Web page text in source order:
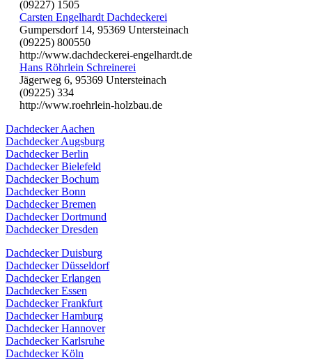
(09227) 1505
Carsten Engelhardt Dachdeckerei
Gumpersdorf 14, 95369 Untersteinach
(09225) 800550
http://www.dachdeckerei-engelhardt.de
Hans Röhrlein Schreinerei
Jägerweg 6, 95369 Untersteinach
(09225) 334
http://www.roehrlein-holzbau.de
Dachdecker Aachen
Dachdecker Augsburg
Dachdecker Berlin
Dachdecker Bielefeld
Dachdecker Bochum
Dachdecker Bonn
Dachdecker Bremen
Dachdecker Dortmund
Dachdecker Dresden
Dachdecker Duisburg
Dachdecker Düsseldorf
Dachdecker Erlangen
Dachdecker Essen
Dachdecker Frankfurt
Dachdecker Hamburg
Dachdecker Hannover
Dachdecker Karlsruhe
Dachdecker Köln